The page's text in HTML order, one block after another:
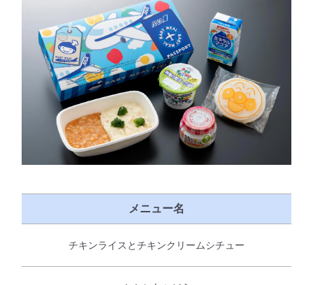
メニュー名
チキンライスとチキンクリームシチュー